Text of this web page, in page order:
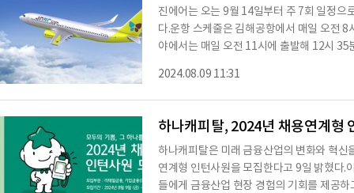
진에어는 오는 9월 14일부터 주 7회 일정으
다.운항 스케줄은 김해공항에서 매일 오전
야에서는 매일 오전 11시에 출발해 12시
승객들의 편의성이 향상될 것으로 기대하
지 또는 모바일 웹, 앱에서 예약할 수 있으
2024.08.09 11:31
하나캐피탈, 2024년 채용연계형
하나캐피탈은 미래 금융산업의 변화와 혁
연계형 인턴사원을 모집한다고 9일 밝혔다
들에게 금융산업 현장 경험의 기회를 제공